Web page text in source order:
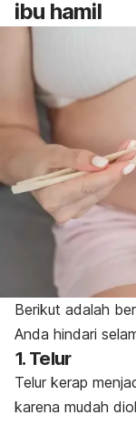
ibu hamil
Berikut adalah
Anda hindari
1. Telur
Telur kerap
karena mudah